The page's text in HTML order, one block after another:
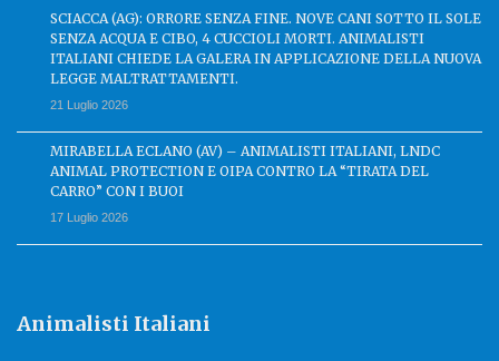
SCIACCA (AG): ORRORE SENZA FINE. NOVE CANI SOTTO IL SOLE
SENZA ACQUA E CIBO, 4 CUCCIOLI MORTI. ANIMALISTI
ITALIANI CHIEDE LA GALERA IN APPLICAZIONE DELLA NUOVA
LEGGE MALTRATTAMENTI.
21 Luglio 2026
MIRABELLA ECLANO (AV) – ANIMALISTI ITALIANI, LNDC
ANIMAL PROTECTION E OIPA CONTRO LA “TIRATA DEL
CARRO” CON I BUOI
17 Luglio 2026
Animalisti Italiani